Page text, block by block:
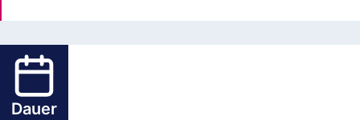
Dauer